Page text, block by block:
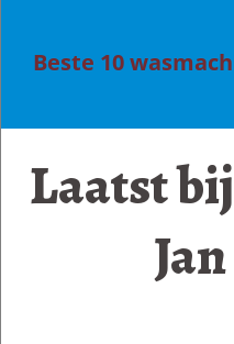
Beste 10
Laatst